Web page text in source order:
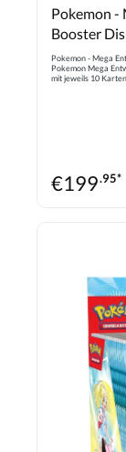
Pokemon -
Booster
Pokemon - Mega
Pokemon Mega
mit jeweils 10
€199.95*